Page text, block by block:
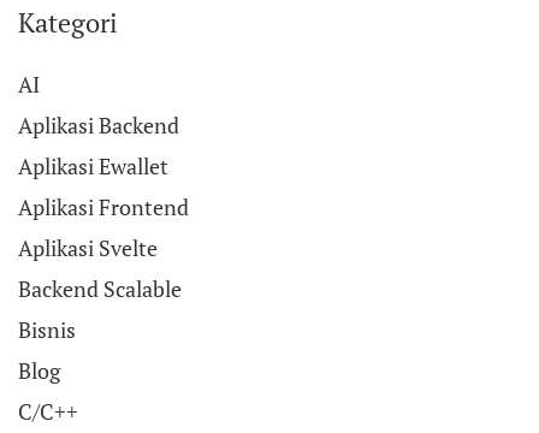
Kategori
AI
Aplikasi Backend
Aplikasi Ewallet
Aplikasi Frontend
Aplikasi Svelte
Backend Scalable
Bisnis
Blog
C/C++